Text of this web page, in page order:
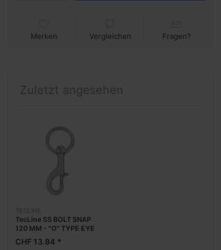
Merken Vergleichen Fragen?
Zuletzt angesehen
TECLINE
TecLine SS BOLT SNAP
120 MM - "O" TYPE EYE
CHF 13.84 *